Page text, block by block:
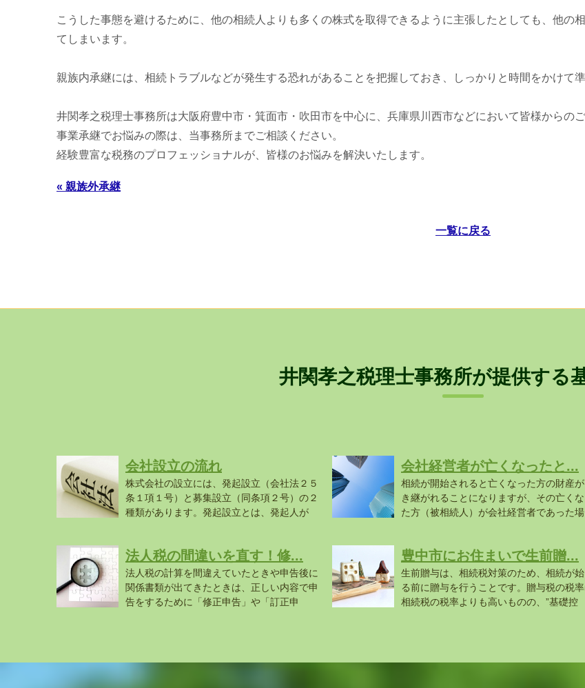
こうした事態を避けるために、他の相続人よりも多くの株式を取得できるように主張したとしても、他の
てしまいます。
親族内承継には、相続トラブルなどが発生する恐れがあることを把握しておき、しっかりと時間をかけて
井関孝之税理士事務所は大阪府豊中市・箕面市・吹田市を中心に、兵庫県川西市などにおいて皆様からの
事業承継でお悩みの際は、当事務所までご相談ください。
経験豊富な税務のプロフェッショナルが、皆様のお悩みを解決いたします。
« 親族外承継
一覧に戻る
井関孝之税理士事務所が提供する
会社設立の流れ
株式会社の設立には、発起設立（会社法２５
条１項１号）と募集設立（同条項２号）の２
種類があります。発起設立とは、発起人が
会社経営者が亡くなったと...
相続が開始されると亡くなった方の財産が
き継がれることになりますが、その亡くな
た方（被相続人）が会社経営者であった場
法人税の間違いを直す！修...
法人税の計算を間違えていたときや申告後に
関係書類が出てきたときは、正しい内容で申
告をするために「修正申告」や「訂正申
豊中市にお住まいで生前贈...
生前贈与は、相続税対策のため、相続が始
る前に贈与を行うことです。贈与税の税
相続税の税率よりも高いものの、”基礎控